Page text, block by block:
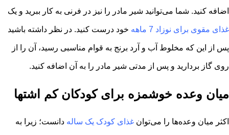
اضافه کنید. شما می‌توانید شیر مادر را نیز در فرنی به کار ببرید و یک
غذای مقوی برای نوزاد 7 ماهه خود درست کنید. در نظر داشته باشید
پس از این که مخلوط آب و آرد برنج به قوام مناسبی رسید، آن را از
روی گاز بردارید و پس از مدتی شیر مادر را به آن اضافه کنید.
میان وعده خوشمزه برای کودکان کم اشتها
اکثر میان وعده‌ها را می‌توان غذای کودک یک ساله دانست؛ زیرا به